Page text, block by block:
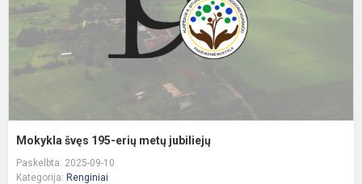
Mokykla švęs 195-erių metų jubiliejų
Paskelbta: 2025-09-10
Kategorija: Renginiai